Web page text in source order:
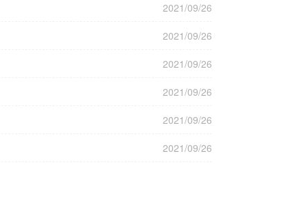
2021/09/26
2021/09/26
2021/09/26
2021/09/26
2021/09/26
2021/09/26